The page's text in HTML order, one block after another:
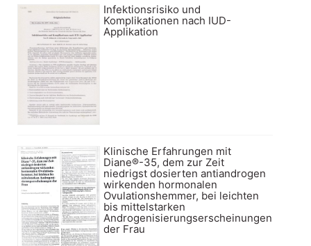
Infektionsrisiko und
Komplikationen nach IUD-
Applikation
Klinische Erfahrungen mit
Diane®-35, dem zur Zeit
niedrigst dosierten antiandrogen
wirkenden hormonalen
Ovulationshemmer, bei leichten
bis mittelstarken
Androgenisierungserscheinungen
der Frau